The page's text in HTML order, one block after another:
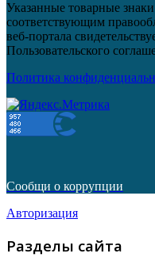
Указанные товарные
соответствующим
веб-портала
Пользовательского
Политика
Сообщи о коррупции
Авторизация
Разделы сайта